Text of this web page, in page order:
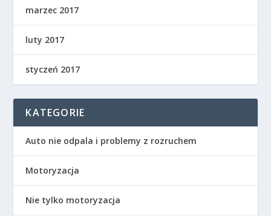
marzec 2017
luty 2017
styczeń 2017
KATEGORIE
Auto nie odpala i problemy z rozruchem
Motoryzacja
Nie tylko motoryzacja